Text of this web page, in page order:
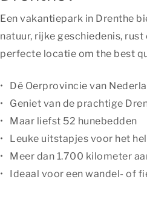
Een vakantiepark in Drenthe
natuur, rijke geschiedenis,
perfecte locatie om the best
Dé Oerprovincie van
Geniet van de prachtige
Maar liefst 52 hunebedden
Leuke uitstapjes voor het
Meer dan 1.700 kilometer
Ideaal voor een wandel- of